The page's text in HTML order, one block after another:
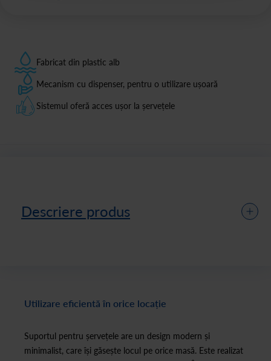
Fabricat din plastic alb
Mecanism cu dispenser, pentru o utilizare ușoară
Sistemul oferă acces ușor la șervețele
Descriere produs
Utilizare eficientă în orice locație
Suportul pentru șervețele are un design modern și
minimalist, care își găsește locul pe orice masă. Este realizat